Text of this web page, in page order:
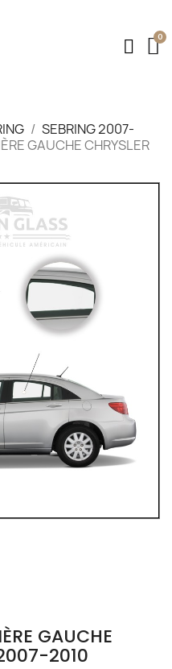
SEBRING 2007-
GAUCHE CHRYSLER
GAUCHE
2010